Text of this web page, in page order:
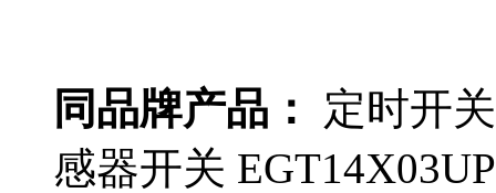
同品牌产品：
定时开
感器开关